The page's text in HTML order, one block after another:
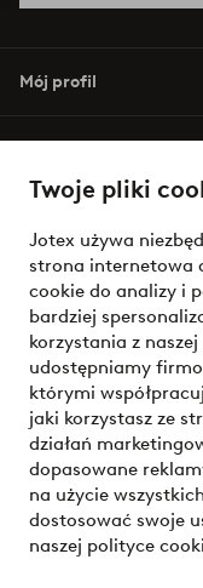
Twoje pliki
Jotex używa
strona internetowa
cookie do analizy i
bardziej
korzystania z
udostępniamy
którymi
jaki korzystasz ze
działań
dopasowane
na użycie
dostosować swoje
naszej polityce
Mój profil
Warunki
Bezpieczne
Chcesz dowiedzieć